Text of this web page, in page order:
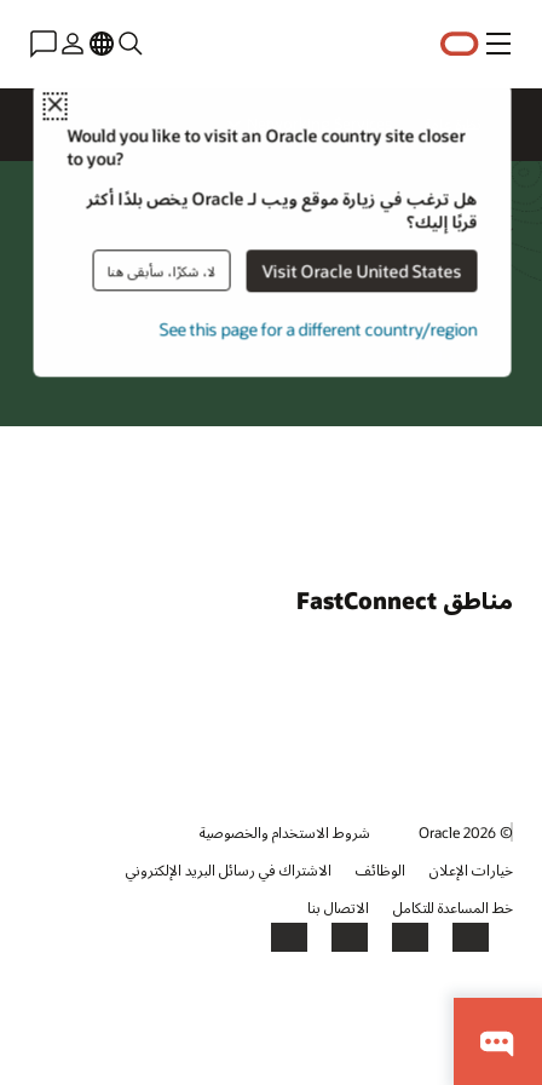
القائمة
Close
Would you like to visit an Oracle country site closer
to you?
هل ترغب في زيارة موقع ويب لـ Oracle يخص بلدًا أكثر
قربًا إليك؟
Visit Oracle United States لا، شكرًا، سأبقى هنا
See this page for a different country/region
FastConnect - شركاء حسب
المنطقة
مناطق FastConnect
© 2026 Oracle
شروط الاستخدام والخصوصية
خيارات الإعلان
الوظائف
الاشتراك في رسائل البريد الإلكتروني
خط المساعدة للتكامل
الاتصال بنا
Facebook
X
LinkedIn
YouTube